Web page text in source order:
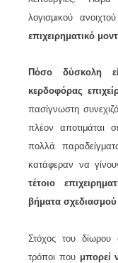
λογισμικού
επιχειρηματικό
Πόσο δύσκολη
κερδοφόρας
πασίγνωστη
πλέον αποτιμάται
πολλά
κατάφεραν να
τέτοιο
βήματα σχεδιασμού
Στόχος του δίωρου
τρόποι που μπορεί